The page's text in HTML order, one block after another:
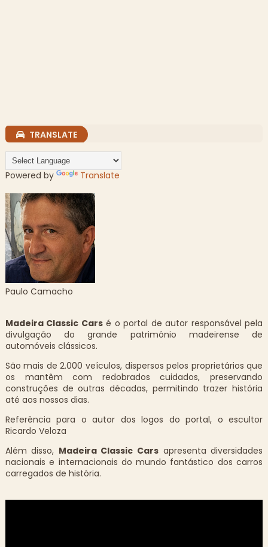
TRANSLATE
Powered by Translate
Paulo Camacho
Madeira Classic Carsé o portal de autor responsável pela
divulgação do grande património madeirense de
automóveis clássicos.
São mais de 2.000 veículos, dispersos pelos proprietários que
os mantêm com redobrados cuidados, preservando
construções de outras décadas, permitindo trazer história
até aos nossos dias.
Referência para o autor dos logos do portal, o escultor
Ricardo Veloza
Além disso, Madeira Classic Cars apresenta diversidades
nacionais e internacionais do mundo fantástico dos carros
carregados de história.